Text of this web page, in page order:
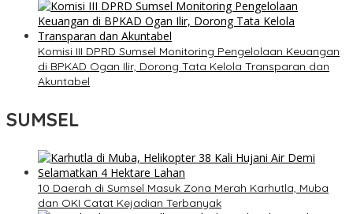
Komisi III DPRD Sumsel Monitoring Pengelolaan Keuangan
di BPKAD Ogan Ilir, Dorong Tata Kelola Transparan dan
Akuntabel
SUMSEL
10 Daerah di Sumsel Masuk Zona Merah Karhutla, Muba
dan OKI Catat Kejadian Terbanyak